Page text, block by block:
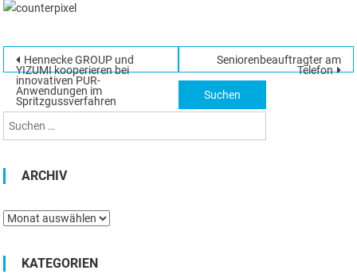
Beitragsnavigation
Hennecke GROUP und
YIZUMI kooperieren bei
innovativen PUR-
Anwendungen im
Spritzgussverfahren
Seniorenbeauftragter am
Telefon
ARCHIV
Archiv
KATEGORIEN